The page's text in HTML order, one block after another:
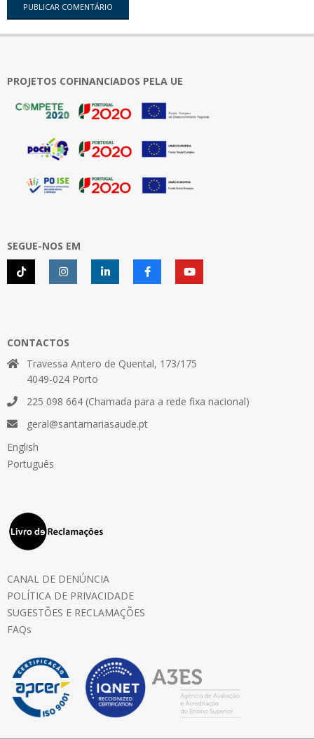
PROJETOS COFINANCIADOS PELA UE
SEGUE-NOS EM
CONTACTOS
Travessa Antero de Quental, 173/175
4049-024 Porto
225 098 664 (Chamada para a rede fixa nacional)
geral@santamariasaude.pt
English
Português
CANAL DE DENÚNCIA
POLÍTICA DE PRIVACIDADE
SUGESTÕES E RECLAMAÇÕES
FAQs